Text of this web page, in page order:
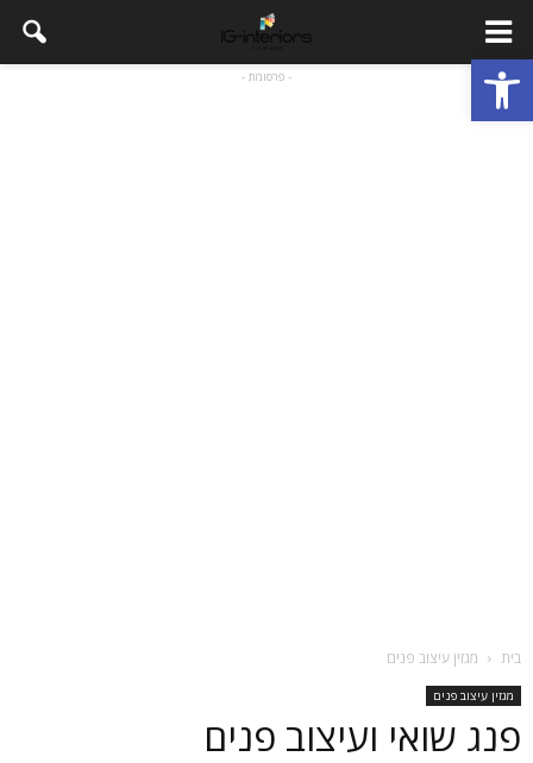
פתח סרגל נגישות - פרסומת -
בית מגזין עיצוב פנים
מגזין עיצוב פנים
פנג שואי ועיצוב פנים